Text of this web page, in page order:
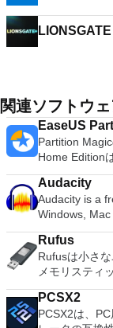
LIONSGATE
関連ソフトウ
EaseUS
Partition
Home Edition
ーションおよ
ョンの拡張（
理、MBRおよ
クのディスク
ィションのサ
スクとパーテ
ーティション
換パーティシ
Audacity
Audacity is a
Windows,
systems. You can use
tapes and
Vorbis, MP3, WAV or
sounds together. Change the speed or pitch of a
Rufus
Rufusは小さ
メモリスティ
フォーマットおよび作成
役立ちます。 Windows、Linux、およびUEFI用の起動可能な
ISOからUSB
PCSX2
PCSX2は、